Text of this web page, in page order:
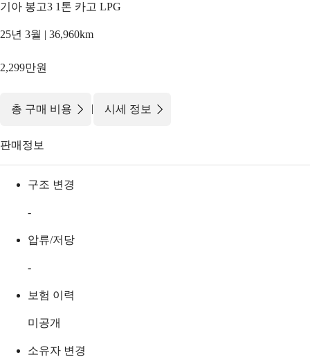
기아 봉고3 1톤 카고 LPG
25년 3월 | 36,960km
2,299만원
총 구매 비용 | 시세 정보
판매정보
구조 변경
-
압류/저당
-
보험 이력
미공개
소유자 변경